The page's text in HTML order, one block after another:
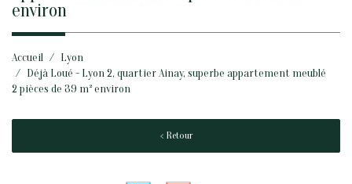
environ
Accueil
Lyon
Déjà Loué - Lyon 2, quartier Ainay, superbe appartement meublé
2 pièces de 39 m² environ
< Retour